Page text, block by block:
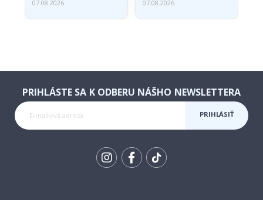
07.08.2026
07.08.2026
PRIHLÁSTE SA K ODBERU NÁŠHO NEWSLETTERA
PRIHLÁSIŤ